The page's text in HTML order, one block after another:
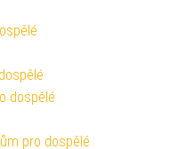
dospělé
pro dospělé